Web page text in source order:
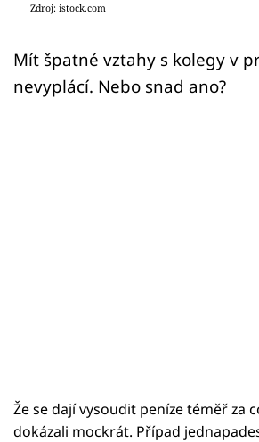
Přihlášení
Sledujte nás
Zdroj: istock.com
Mít špatné vztahy s kolegy v
nevyplácí. Nebo snad ano?
Že se dají vysoudit peníze téměř za
dokázali mockrát. Případ